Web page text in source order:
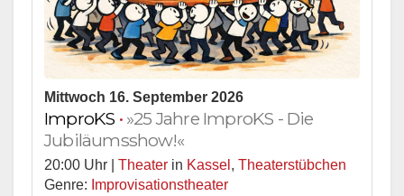
Mittwoch 16. September 2026
ImproKS • »25 Jahre ImproKS - Die
Jubiläumsshow!«
20:00 Uhr | Theater in Kassel , Theaterstübchen
Genre: Improvisationstheater